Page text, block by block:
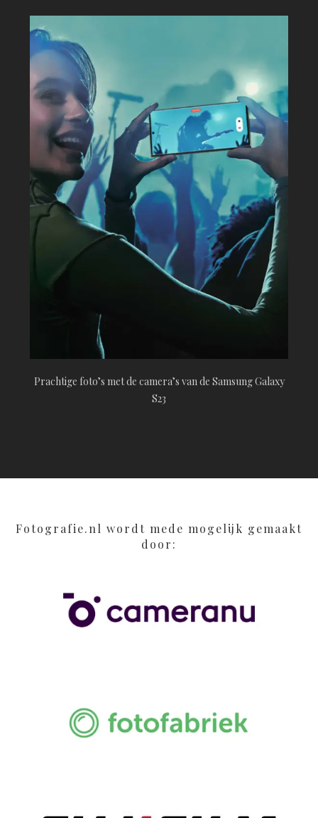
Prachtige foto’s met de camera’s van de Samsung Galaxy
S23
Fotografie.nl wordt mede mogelijk gemaakt
door: